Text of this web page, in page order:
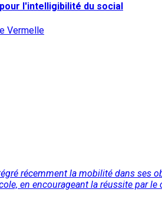
l'intelligibilité du social
Vermelle
récemment la mobilité dans ses
en encourageant la réussite par